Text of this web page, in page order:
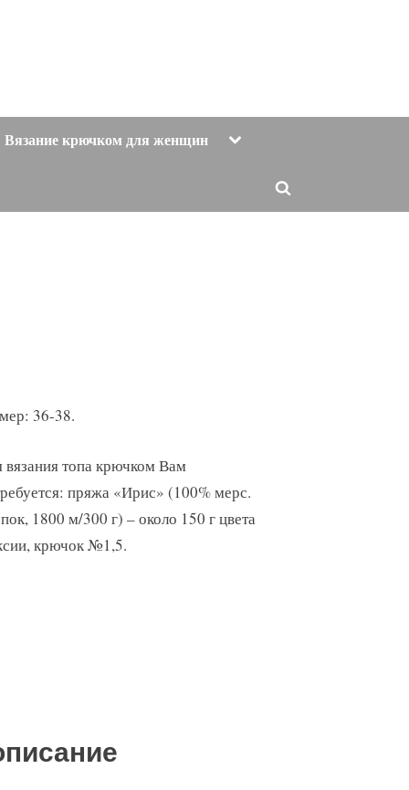
Вязание крючком для женщин Toggle
Toggle
36-38.
вязания топа крючком Вам
пряжа «Ирис» (100% мерс.
1800 м/300 г) – около 150 г цвета
крючок №1,5.